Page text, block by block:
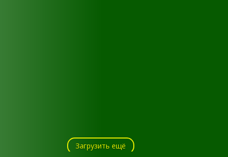
Загрузить ещё